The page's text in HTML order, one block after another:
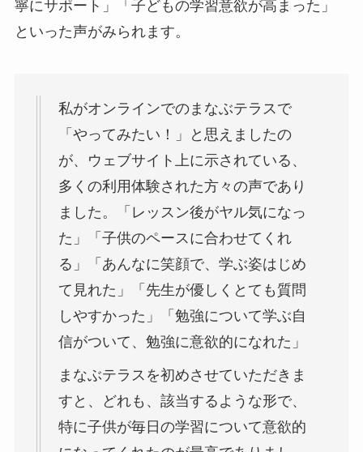
寧にサポート」「子どもの学習意欲が高まった」
といった声がみられます。
私がオンラインでのまなぶテラスで
「やってみたい！」と思えましたの
が、ウェブサイト上に示されている、
多くの利用体験された方々の声であり
ました。「レッスン後がヤル気になっ
た」「子供のペースに合わせてくれ
る」「あんなに笑顔で、学ぶ姿はじめ
て見れた」「先生が優しくとても質問
しやすかった」「勉強について学ぶ自
信がついて、勉強に意欲的になれた」
まなぶテラスを初めさせていただきま
すと、どれも、該当するような形で、
特に子供が毎日の学習について意欲的